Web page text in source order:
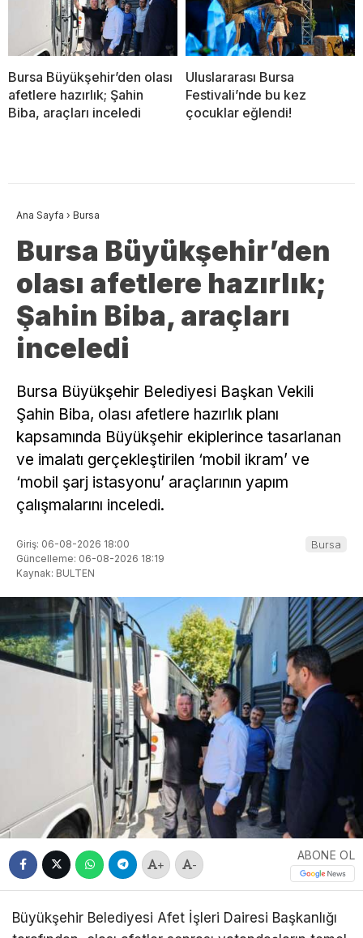
Bursa Büyükşehir’den olası
afetlere hazırlık; Şahin
Biba, araçları inceledi
Uluslararası Bursa
Festivali’nde bu kez
çocuklar eğlendi!
Ana Sayfa › Bursa
Bursa Büyükşehir’den
olası afetlere hazırlık;
Şahin Biba, araçları
inceledi
Bursa Büyükşehir Belediyesi Başkan Vekili
Şahin Biba, olası afetlere hazırlık planı
kapsamında Büyükşehir ekiplerince tasarlanan
ve imalatı gerçekleştirilen ‘mobil ikram’ ve
‘mobil şarj istasyonu’ araçlarının yapım
çalışmalarını inceledi.
Giriş: 06-08-2026 18:00
Güncelleme: 06-08-2026 18:19
Kaynak: BULTEN
Bursa
+ -
ABONE OL
Büyükşehir Belediyesi Afet İşleri Dairesi Başkanlığı